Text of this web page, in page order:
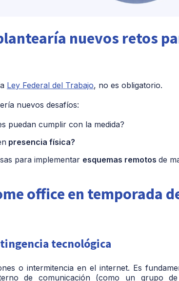
nuevos retos
Ley Federal del Trabajo, no es obligatorio.
nuevos desafíos:
puedan cumplir con la medida?
presencia física?
para implementar esquemas remotos de
office en temporada
tecnológica
o intermitencia en el internet. Es
de comunicación (como un grupo de